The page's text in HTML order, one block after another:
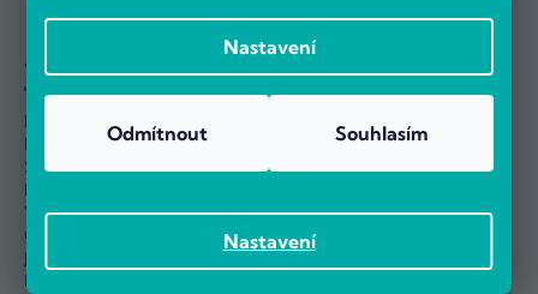
Nastavení
Nastavení
Odmítnout Souhlasím
Vše o nákupu
Možnosti dopravy
Možnosti platby
Splátkový prodej
Průvodce reklamací
Výměna a vrácení
Odstoupit od smlouvy
Jak nakupovat
Nejčastější dotazy
O nás
Kontakty
O Počítárně
Naše prodejna
Velkoobchod
Kariéra